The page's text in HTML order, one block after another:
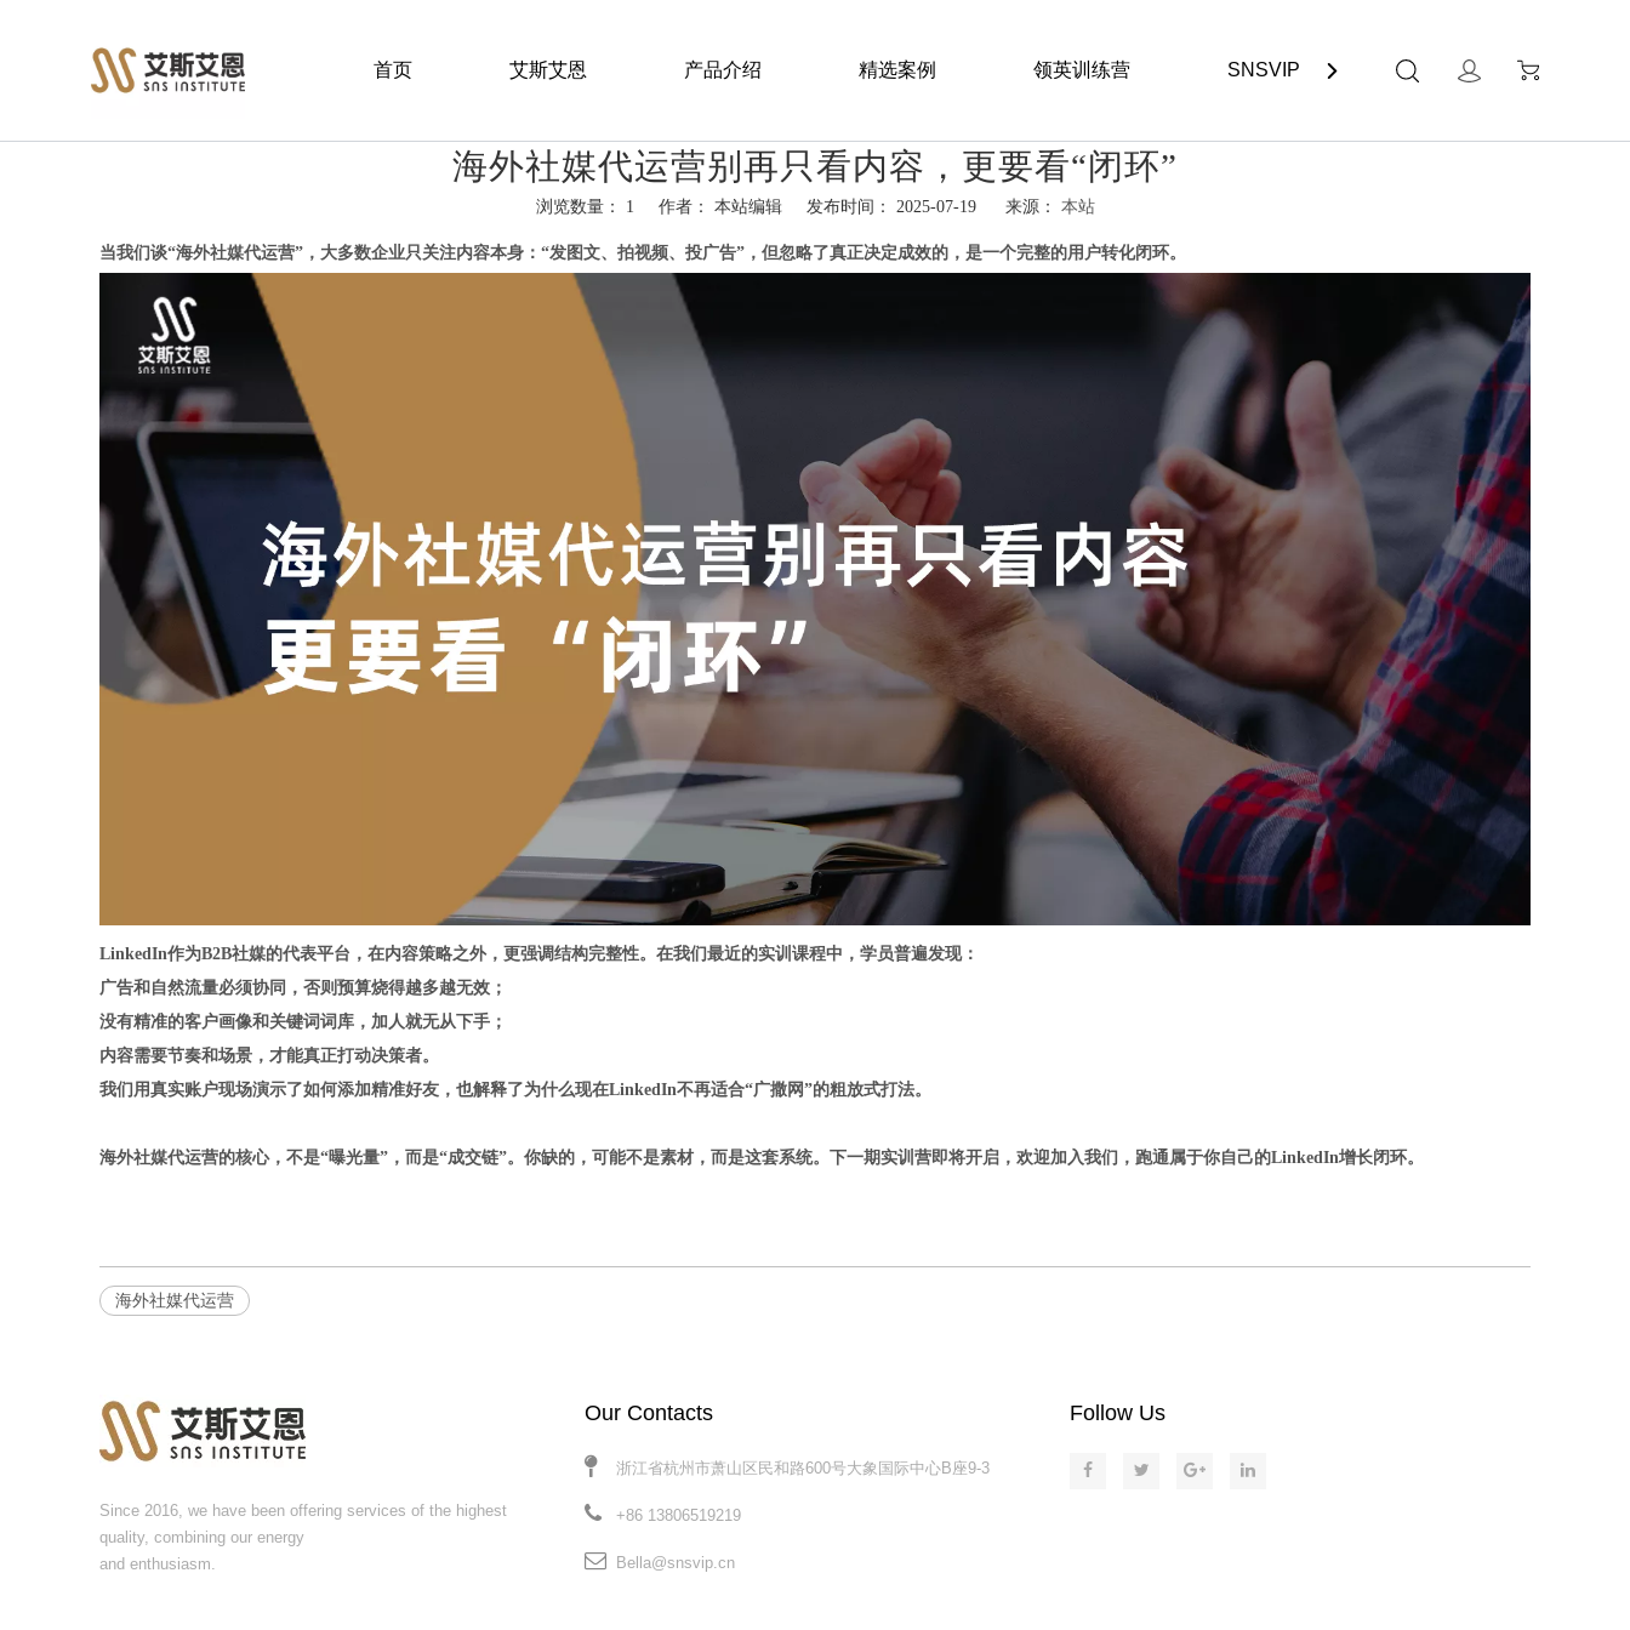
首页 艾斯艾恩 产品介绍
LinkedIn 代运营服务
LinkedIn O2O全球事件营销
LinkedIn 广告投放服务
LinkedIn 最佳实践陪跑
LinkedIn 企业内训营
精选案例 领英训练营 SNSVIP 联系我们
海外社媒代运营别再只看内容，更要看“闭环”
浏览数量： 1 作者： 本站编辑 发布时间： 2025-07-19 来源： 本站
["facebook","twitter","line","wechat","linkedin","pinterest","whatsapp","kakao","snapchat"]
当我们谈“海外社媒代运营”，大多数企业只关注内容本身：“发图文、拍视频、投广告”，但忽略了真正决定成效的，是一个完整的用户转化闭环。
LinkedIn作为B2B社媒的代表平台，在内容策略之外，更强调结构完整性。在我们最近的实训课程中，学员普遍发现：
广告和自然流量必须协同，否则预算烧得越多越无效；
没有精准的客户画像和关键词词库，加人就无从下手；
内容需要节奏和场景，才能真正打动决策者。
我们用真实账户现场演示了如何添加精准好友，也解释了为什么现在LinkedIn不再适合“广撒网”的粗放式打法。
海外社媒代运营的核心，不是“曝光量”，而是“成交链”。你缺的，可能不是素材，而是这套系统。下一期实训营即将开启，欢迎加入我们，跑通属于你自己的LinkedIn增长闭环。
海外社媒代运营
Since 2016, we have been offering services of the highest
quality, combining our energy
and enthusiasm.
Our Contacts​​​​​​​
浙江省杭州市萧山区民和路600号大象国际中心B座9-3
+86 13806519219
Bella@snsvip.cn
Follow Us